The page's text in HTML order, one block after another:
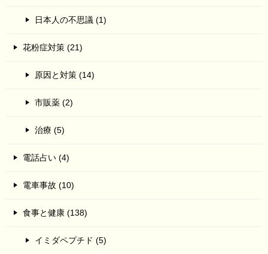
日本人の不思議 (1)
花粉症対策 (21)
原因と対策 (14)
市販薬 (2)
治療 (5)
電話占い (4)
電車事故 (10)
食事と健康 (138)
イミダペプチド (5)